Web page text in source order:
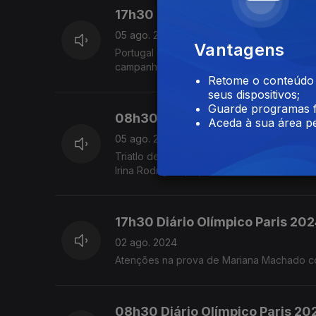
17h30 Diário Olímpico Paris
05 ago. 2024
Portugal está fora do torneio por equipas
campanha portuguesa no ténis de mesa de
08h30 Diário Olímpico Paris
05 ago. 2024
Triatlo de volta ao Sena, O triatlo a abrir o
Irina Rodrigues, a partir das 19h30 da tarde.
17h30 Diário Olímpico Paris
02 ago. 2024
Atenções na prova de Mariana Machado
08h30 Diário Olímpico Paris
Vantagens
Retome o
seus dispositivos;
Guarde programas
Aceda à sua área